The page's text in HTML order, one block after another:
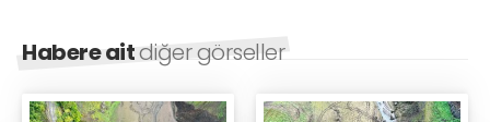
Habere aitdiğer görseller